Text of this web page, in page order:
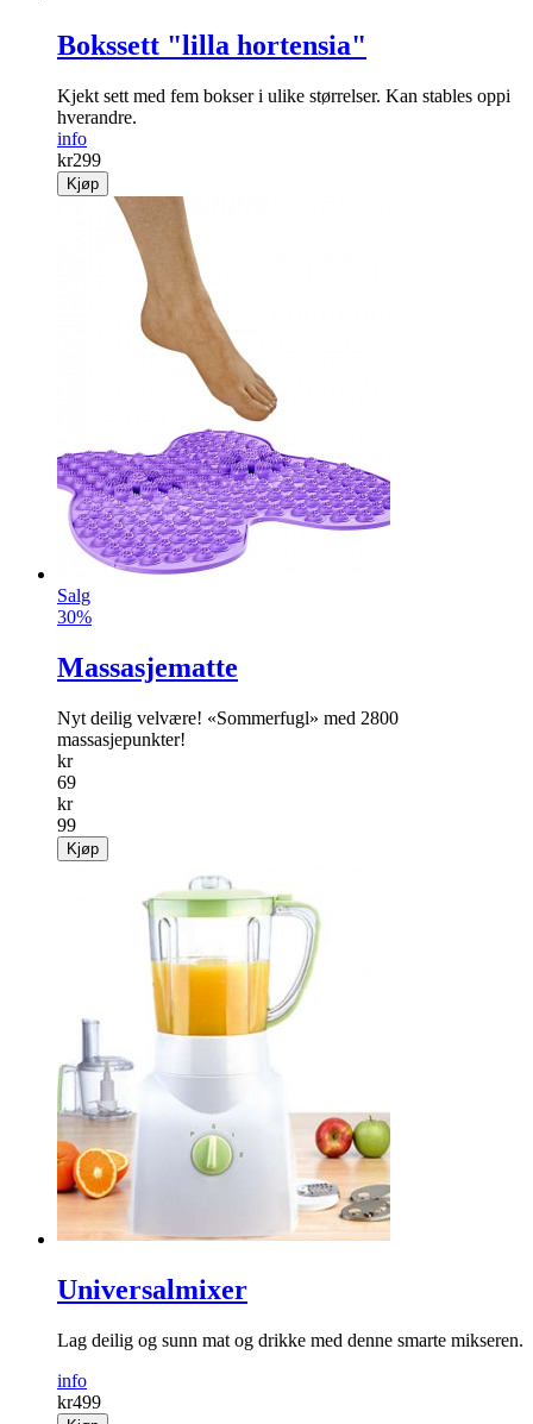
Bokssett "lilla hortensia"
Kjekt sett med fem bokser i ulike størrelser. Kan stables oppi
hverandre.
info
kr299
Kjøp
Salg
30%
Massasjematte
Nyt deilig velvære! «Sommerfugl» med 2800
massasjepunkter!
kr
69
kr
99
Kjøp
Universalmixer
Lag deilig og sunn mat og drikke med denne smarte mikseren.
info
kr499